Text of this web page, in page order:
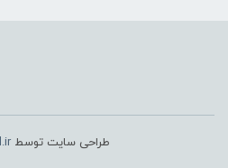
طراحی سایت توسط